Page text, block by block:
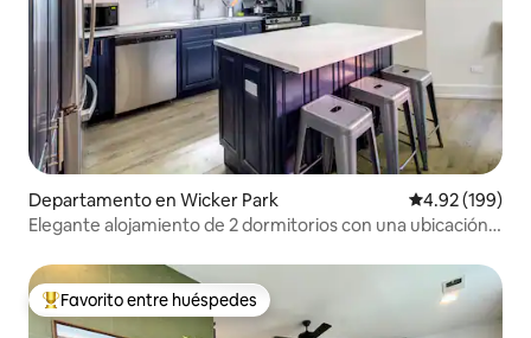
Departamento en Wicker Park Calificación
4.92 (199)
Elegante alojamiento de 2 dormitorios con una ubicación
De los mejores en Favorito entre huéspedes
Favorito entre huéspedes